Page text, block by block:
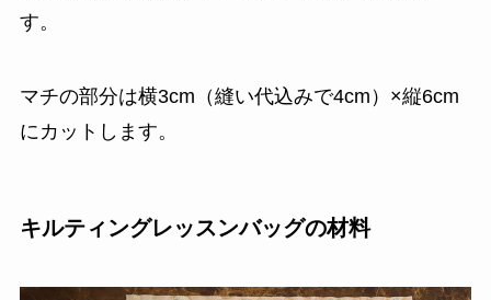
す。
マチの部分は横3cm（縫い代込みで4cm）×縦6cm
にカットします。
キルティングレッスンバッグの材料